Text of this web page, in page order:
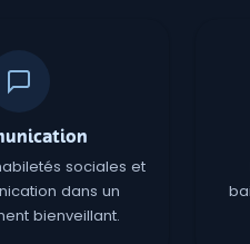
sociales et
dans un
bienveillant.